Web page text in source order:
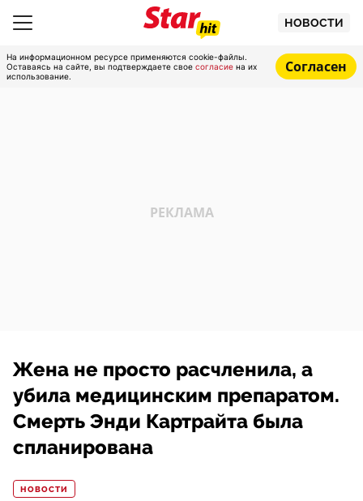
НОВОСТИ
На информационном ресурсе применяются cookie-файлы.
Оставаясь на сайте, вы подтверждаете свое согласие на их
использование.
Согласен
Жена не просто расчленила, а
убила медицинским препаратом.
Смерть Энди Картрайта была
спланирована
НОВОСТИ